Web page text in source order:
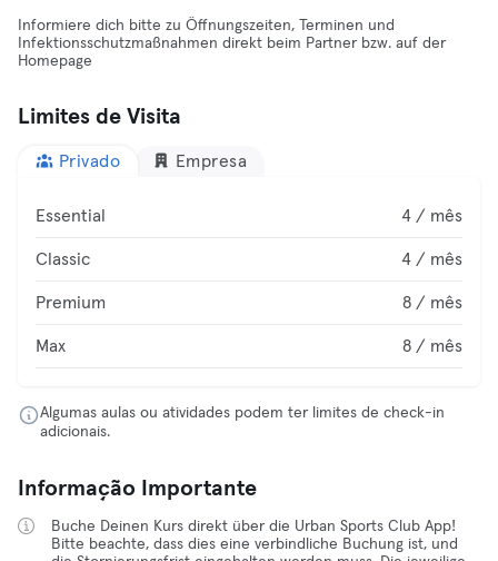
Informiere dich bitte zu Öffnungszeiten, Terminen und
Infektionsschutzmaßnahmen direkt beim Partner bzw. auf der
Homepage
Limites de Visita
Privado Empresa
Essential 4 / mês
Classic 4 / mês
Premium 8 / mês
Max 8 / mês
Algumas aulas ou atividades podem ter limites de check-in
adicionais.
Informação Importante
Buche Deinen Kurs direkt über die Urban Sports Club App!
Bitte beachte, dass dies eine verbindliche Buchung ist, und